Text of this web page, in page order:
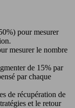
pour mesurer
mesurer le nombre
de 15% par
par chaque
de récupération de
et le retour